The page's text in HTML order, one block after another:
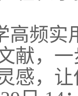
高频实
献，
感，